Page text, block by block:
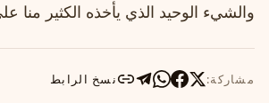
والشيء الوحيد الذي يأخذه الكثير منا
مشاركة: نسخ الرابط